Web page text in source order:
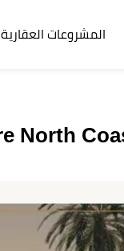
المشروعات العقارية